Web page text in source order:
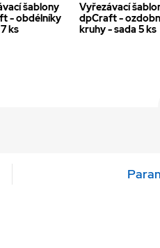
šablony
- obdélníky
ks
Vyřezávací
dpCraft -
kruhy - sada 5 ks